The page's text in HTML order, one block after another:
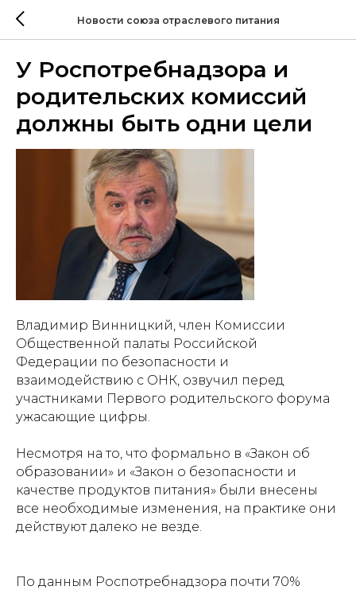
Новости союза отраслевого питания
У Роспотребнадзора и
родительских комиссий
должны быть одни цели
Владимир Винницкий, член Комиссии
Общественной палаты Российской
Федерации по безопасности и
взаимодействию с ОНК, озвучил перед
участниками Первого родительского форума
ужасающие цифры.
Несмотря на то, что формально в «Закон об
образовании» и «Закон о безопасности и
качестве продуктов питания» были внесены
все необходимые изменения, на практике они
действуют далеко не везде.
По данным Роспотребнадзора почти 70%